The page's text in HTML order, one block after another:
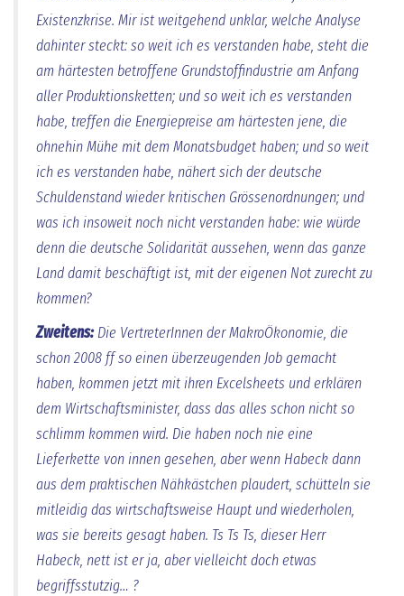
Existenzkrise. Mir ist weitgehend unklar, welche Analyse
dahinter steckt: so weit ich es verstanden habe, steht die
am härtesten betroffene Grundstoffindustrie am Anfang
aller Produktionsketten; und so weit ich es verstanden
habe, treffen die Energiepreise am härtesten jene, die
ohnehin Mühe mit dem Monatsbudget haben; und so weit
ich es verstanden habe, nähert sich der deutsche
Schuldenstand wieder kritischen Grössenordnungen; und
was ich insoweit noch nicht verstanden habe: wie würde
denn die deutsche Solidarität aussehen, wenn das ganze
Land damit beschäftigt ist, mit der eigenen Not zurecht zu
kommen?
Zweitens:Die VertreterInnen der MakroÖkonomie, die
schon 2008 ff so einen überzeugenden Job gemacht
haben, kommen jetzt mit ihren Excelsheets und erklären
dem Wirtschaftsminister, dass das alles schon nicht so
schlimm kommen wird. Die haben noch nie eine
Lieferkette von innen gesehen, aber wenn Habeck dann
aus dem praktischen Nähkästchen plaudert, schütteln sie
mitleidig das wirtschaftsweise Haupt und wiederholen,
was sie bereits gesagt haben. Ts Ts Ts, dieser Herr
Habeck, nett ist er ja, aber vielleicht doch etwas
begriffsstutzig… ?